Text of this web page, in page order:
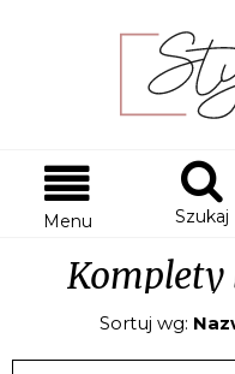
Menu Szukaj
Komplety
Sortuj wg: